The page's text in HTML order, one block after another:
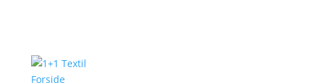
Forside